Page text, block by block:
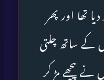
تھا اور پھر
کے ساتھ چلتی
پیچھے مڑ کر